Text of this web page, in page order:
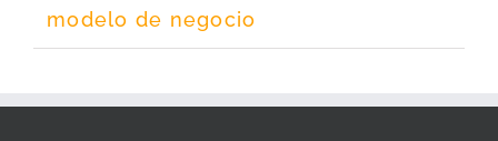
modelo de negocio